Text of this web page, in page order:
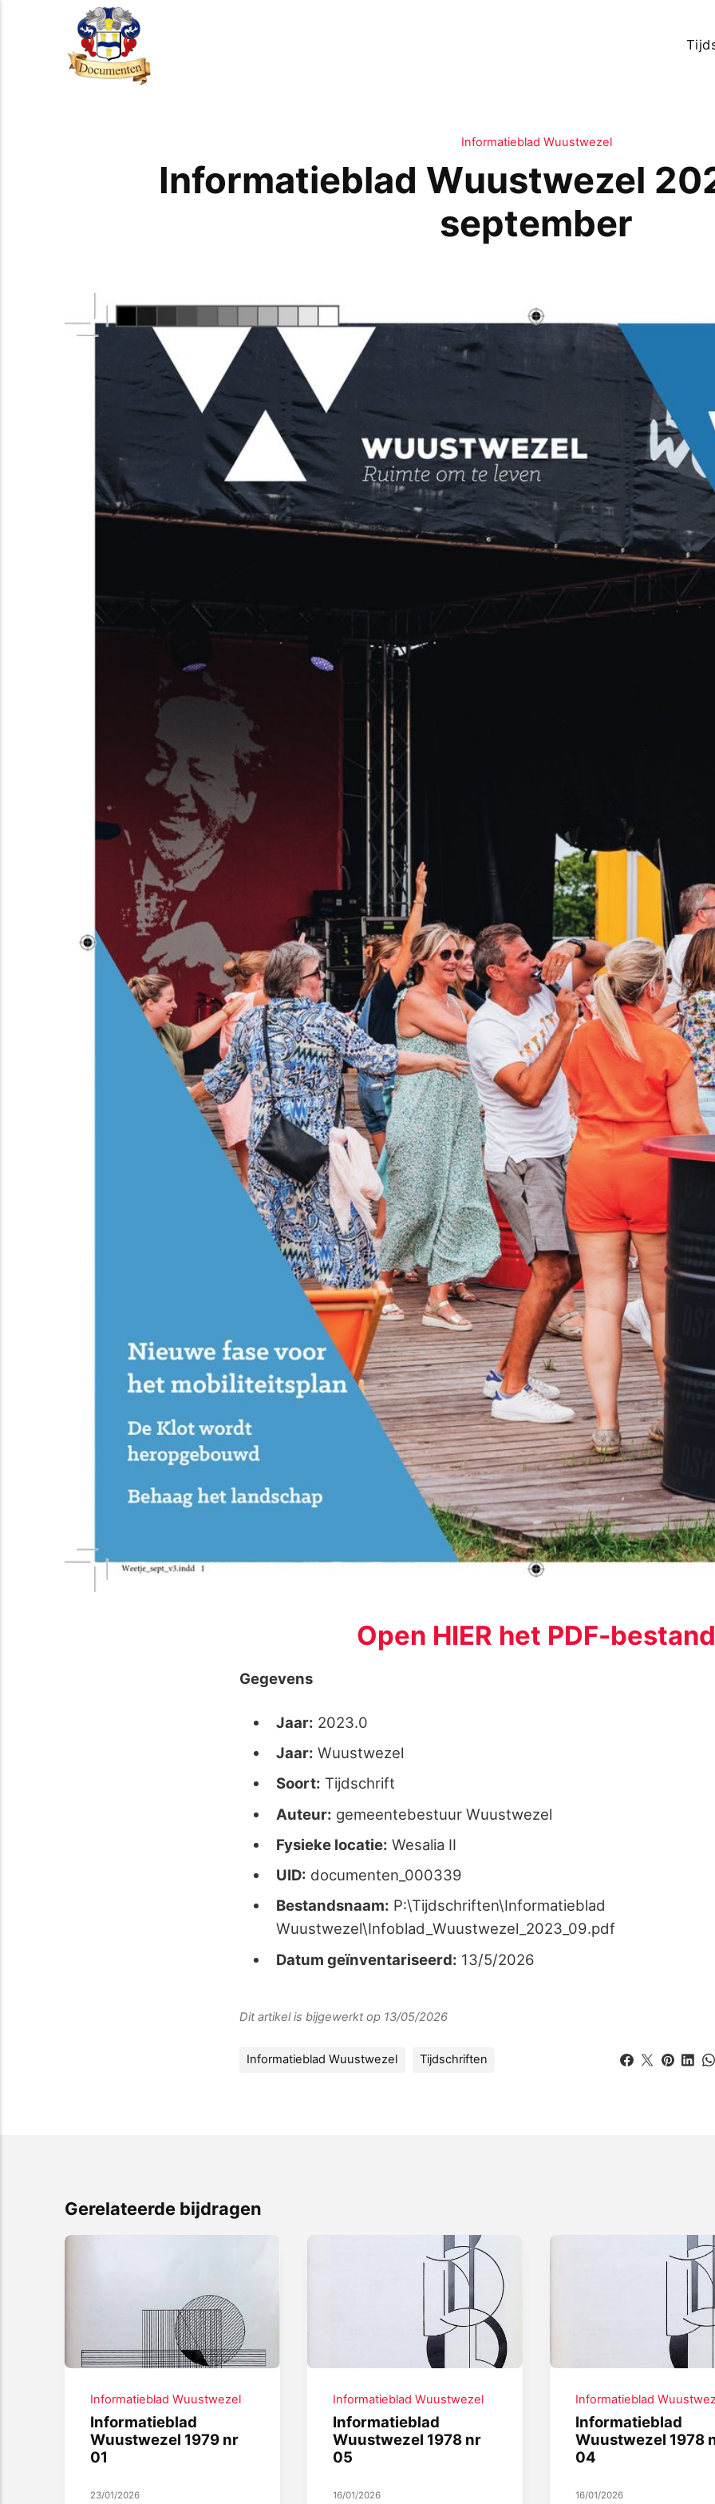
Informatieblad Wuustwezel
Informatieblad Wuustwezel
september
Open HIER het PDF-bestand
Gegevens
Jaar: 2023.0
Jaar: Wuustwezel
Soort: Tijdschrift
Auteur: gemeentebestuur Wuustwezel
Fysieke locatie: Wesalia II
UID: documenten_000339
Bestandsnaam: P:\Tijdschriften\Informatieblad
Wuustwezel\Infoblad_Wuustwezel_2023_09.pdf
Datum geïnventariseerd: 13/5/2026
Dit artikel is bijgewerkt op 13/05/2026
Informatieblad Wuustwezel Tijdschriften
Gerelateerde bijdragen
Informatieblad Wuustwezel
Informatieblad
Wuustwezel 1979 nr
01
23/01/2026
Informatieblad Wuustwezel
Informatieblad
Wuustwezel 1978 nr
05
16/01/2026
Informatieblad
Informatieblad
Wuustwezel 1978
04
16/01/2026